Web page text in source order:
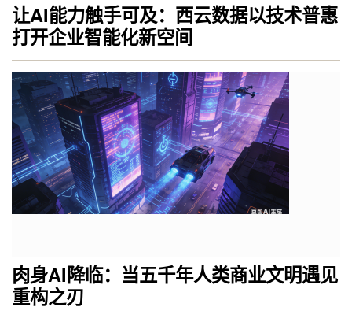
让AI能力触手可及：西云数据以技术普惠
打开企业智能化新空间
肉身AI降临：当五千年人类商业文明遇见
重构之刃